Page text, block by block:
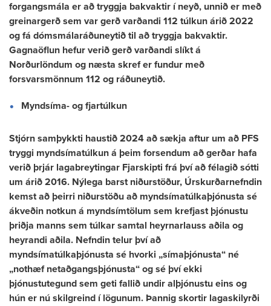
forgangsmála er að tryggja bakvaktir í neyð, unnið er með
greinargerð sem var gerð varðandi 112 túlkun árið 2022
og fá dómsmálaráðuneytið til að tryggja bakvaktir.
Gagnaöflun hefur verið gerð varðandi slíkt á
Norðurlöndum og næsta skref er fundur með
forsvarsmönnum 112 og ráðuneytið.
Myndsíma- og fjartúlkun
Stjórn samþykkti haustið 2024 að sækja aftur um að PFS
tryggi myndsímatúlkun á þeim forsendum að gerðar hafa
verið þrjár lagabreytingar Fjarskipti frá því að félagið sótti
um árið 2016. Nýlega barst niðurstöður, Úrskurðarnefndin
kemst að þeirri niðurstöðu að myndsímatúlkaþjónusta sé
ákveðin notkun á myndsímtölum sem krefjast þjónustu
þriðja manns sem túlkar samtal heyrnarlauss aðila og
heyrandi aðila. Nefndin telur því að
myndsímatúlkaþjónusta sé hvorki „símaþjónusta“ né
„nothæf netaðgangsþjónusta“ og sé því ekki
þjónustutegund sem geti fallið undir alþjónustu eins og
hún er nú skilgreind í lögunum. Þannig skortir lagaskilyrði